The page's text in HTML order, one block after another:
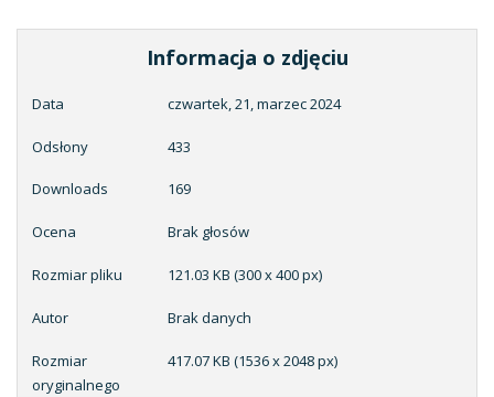
Informacja o zdjęciu
Data czwartek, 21, marzec 2024
Odsłony 433
Downloads 169
Ocena Brak głosów
Rozmiar pliku 121.03 KB (300 x 400 px)
Autor Brak danych
Rozmiar
oryginalnego
417.07 KB (1536 x 2048 px)